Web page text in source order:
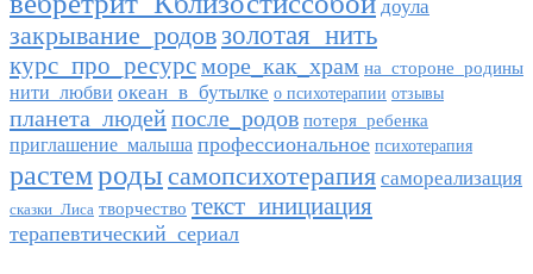
доула
закрывание_родовзолотая_нить
курс_про_ресурсморе_как_храм на_стороне_родины
нити_любви океан_в_бутылке о психотерапии отзывы
планета_людей после_родов потеря_ребенка
приглашение_малыша профессиональное психотерапия
растемродысамопсихотерапия самореализация
сказки_Лиса творчество текст_инициация
терапевтический_сериал